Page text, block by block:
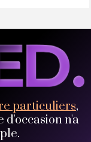
particuliers,
n'a